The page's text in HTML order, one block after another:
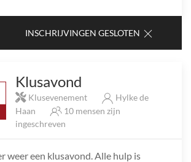
INSCHRIJVINGEN GESLOTEN
Klusavond
Klusevenement
Hylke de
Haan
10 mensen zijn
ingeschreven
weer een klusavond. Alle hulp is